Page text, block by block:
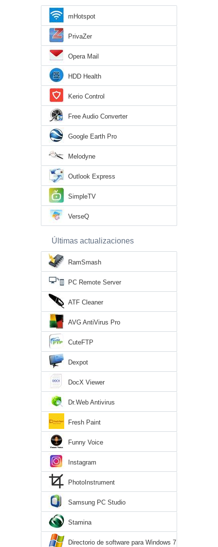
mHotspot
PrivaZer
Opera Mail
HDD Health
Kerio Control
Free Audio Converter
Google Earth Pro
Melodyne
Outlook Express
SimpleTV
VerseQ
Últimas actualizaciones
RamSmash
PC Remote Server
ATF Cleaner
AVG AntiVirus Pro
CuteFTP
Dexpot
DocX Viewer
Dr.Web Antivirus
Fresh Paint
Funny Voice
Instagram
PhotoInstrument
Samsung PC Studio
Stamina
Directorio de software para Windows 7